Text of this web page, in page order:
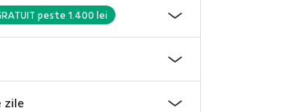
peste 1.400 lei
zile